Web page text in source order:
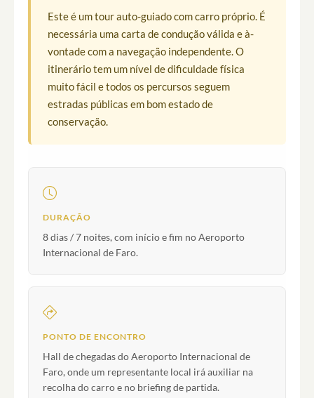
Este é um tour auto-guiado com carro próprio. É
necessária uma carta de condução válida e à-
vontade com a navegação independente. O
itinerário tem um nível de dificuldade física
muito fácil e todos os percursos seguem
estradas públicas em bom estado de
conservação.
DURAÇÃO
8 dias / 7 noites, com início e fim no Aeroporto
Internacional de Faro.
PONTO DE ENCONTRO
Hall de chegadas do Aeroporto Internacional de
Faro, onde um representante local irá auxiliar na
recolha do carro e no briefing de partida.